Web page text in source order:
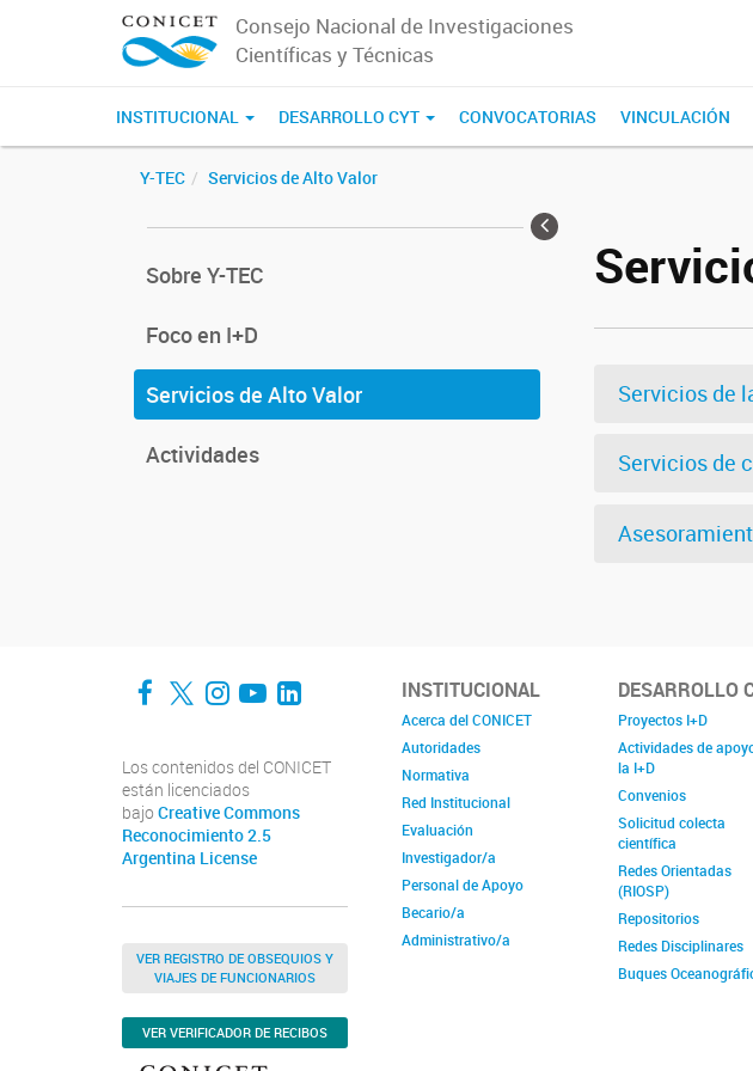
Consejo Nacional de Investigaciones
Científicas y Técnicas
INSTITUCIONAL DESARROLLO CYT CONVOCATORIAS VINCULACIÓN
Y-TEC Servicios de Alto Valor
Servicios de
Servicios de
Sobre Y-TEC
Foco en I+D
Servicios de Alto Valor
Actividades
Facebook
Twitter
Instagram
YouTube
LinkedIn
Los contenidos del CONICET
están licenciados
bajo Creative Commons
Reconocimiento 2.5
Argentina License
VER REGISTRO DE OBSEQUIOS Y
VIAJES DE FUNCIONARIOS
VER VERIFICADOR DE RECIBOS
INSTITUCIONAL
Acerca del CONICET
Autoridades
Normativa
Red Institucional
Evaluación
Investigador/a
Personal de Apoyo
Becario/a
Administrativo/a
DESARROLLO
Proyectos I+D
Actividades de
la I+D
Convenios
Solicitud colecta
científica
Redes Orientadas
(RIOSP)
Repositorios
Redes Disciplinares
Buques